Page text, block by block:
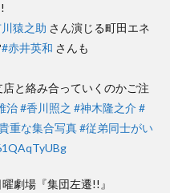
猿之助 さん演じる町田エネ
#赤井英和 さんも
と絡み合っていくのかご注
治#香川照之 #神木隆之介 #
重な集合写真#従弟同士がい
劇場『集団左遷!!』